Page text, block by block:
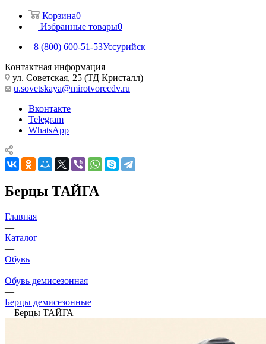
Корзина0
Избранные товары0
8 (800) 600-51-53Уссурийск
Контактная информация
ул. Советская, 25 (ТД Кристалл)
u.sovetskaya@mirotvorecdv.ru
Вконтакте
Telegram
WhatsApp
Берцы ТАЙГА
Главная
—
Каталог
—
Обувь
—
Обувь демисезонная
—
Берцы демисезонные
—Берцы ТАЙГА